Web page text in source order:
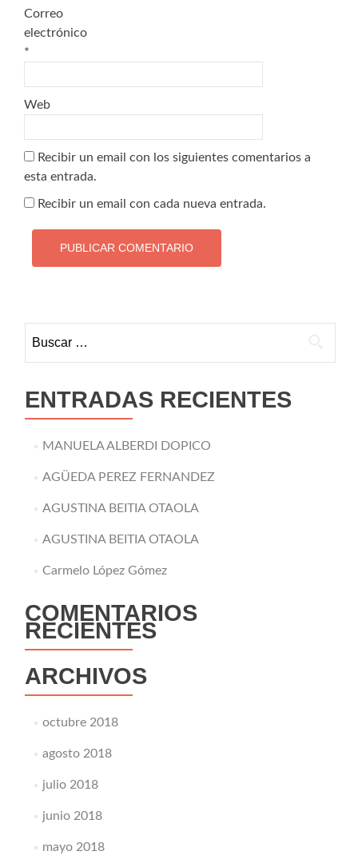
Correo
electrónico
*
Web
Recibir un email con los siguientes comentarios a
esta entrada.
Recibir un email con cada nueva entrada.
ENTRADAS RECIENTES
MANUELA ALBERDI DOPICO
AGÜEDA PEREZ FERNANDEZ
AGUSTINA BEITIA OTAOLA
AGUSTINA BEITIA OTAOLA
Carmelo López Gómez
COMENTARIOS
RECIENTES
ARCHIVOS
octubre 2018
agosto 2018
julio 2018
junio 2018
mayo 2018